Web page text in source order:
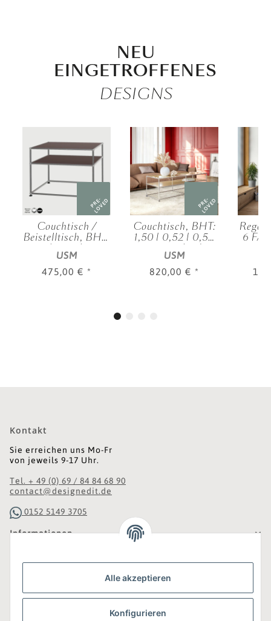
Alle akzeptieren
Konfigurieren
NEU
EINGETROFFENES
DESIGNS
PRE-
LOVED
Couchtisch /
Beistelltisch, BHT:
0,75 | 0,52 | 0,50
m, verschied.
Farben
USM
475,00 € *
PRE-
LOVED
Couchtisch, BHT:
1,50 | 0,52 | 0,50
m, verschied.
Farben
USM
820,00 € *
Regal
6 FA,
Kontakt
Sie erreichen uns Mo-Fr
von jeweils 9-17 Uhr.
Tel. + 49 (0) 69 / 84 84 68 90
contact@designedit.de
0152 5149 3705
Informationen
Gesetzliche Informationen
Was ist DesignEdit_?
Eine Online-Boutique für individuelles Design.